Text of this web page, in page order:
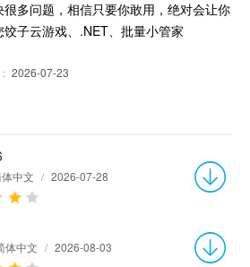
多问题，相信只要你敢用，绝对会让你
子云游戏、.NET、批量小管家
2026-07-23
中文 / 2026-07-28
体中文 / 2026-08-03